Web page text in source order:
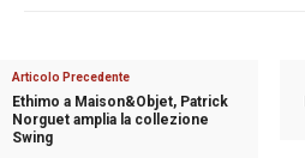
Articolo Precedente
Ethimo a Maison&Objet, Patrick
Norguet amplia la collezione
Swing